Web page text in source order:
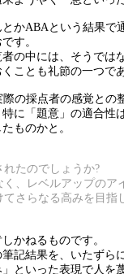
かABAという結果で
す。
の中には、そうでは
ことも礼節の一つで
の採点者の感覚との
に「題意」の適合性
ものかと。
たのでしょうか?
、レベルアップのア
さらなる高みを目指
かねるものです。
記結果を、いたずら
」といった表現で人を